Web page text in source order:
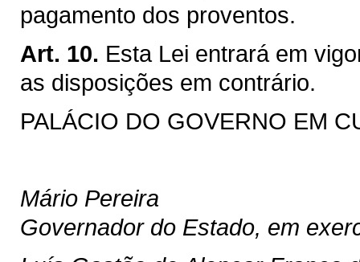
pagamento dos proventos.
Art. 10. Esta Lei entrará em
as disposições em contrário.
PALÁCIO DO GOVERNO EM
Mário Pereira
Governador do Estado, em